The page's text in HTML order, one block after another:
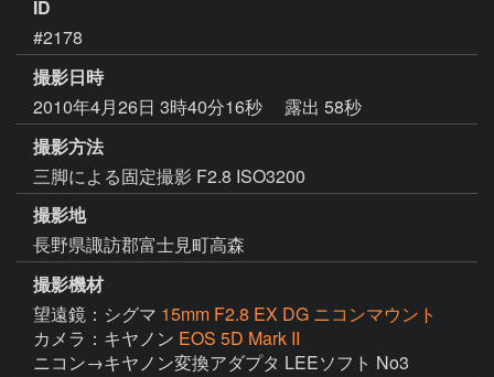
ID
#2178
撮影日時
2010年4月26日 3時40分16秒
露出 58秒
撮影方法
三脚による固定撮影 F2.8 ISO3200
撮影地
長野県諏訪郡富士見町高森
撮影機材
望遠鏡：シグマ 15mm F2.8 EX DG ニコンマウント
カメラ：キヤノン EOS 5D Mark II
ニコン→キヤノン変換アダプタ LEEソフト No3